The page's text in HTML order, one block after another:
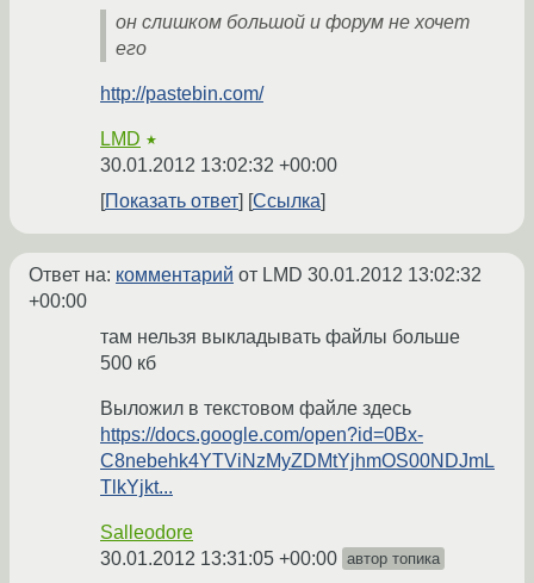
он слишком большой и форум не хочет
его
http://pastebin.com/
LMD ★
30.01.2012 13:02:32 +00:00
Показать ответ
Ссылка
Ответ на: комментарий от LMD 30.01.2012 13:02:32
+00:00
там нельзя выкладывать файлы больше
500 кб
Выложил в текстовом файле здесь
https://docs.google.com/open?id=0Bx-
C8nebehk4YTViNzMyZDMtYjhmOS00NDJmL
TlkYjkt...
Salleodore
30.01.2012 13:31:05 +00:00 автор топика